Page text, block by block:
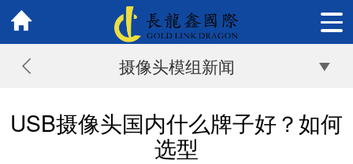
摄像头模组新闻
USB摄像头国内什么牌子好？如何
选型